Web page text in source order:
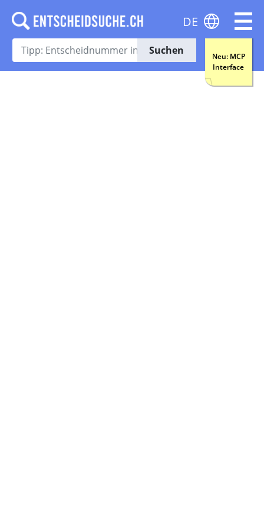
Suchen
Neu: MCP
Interface
DE